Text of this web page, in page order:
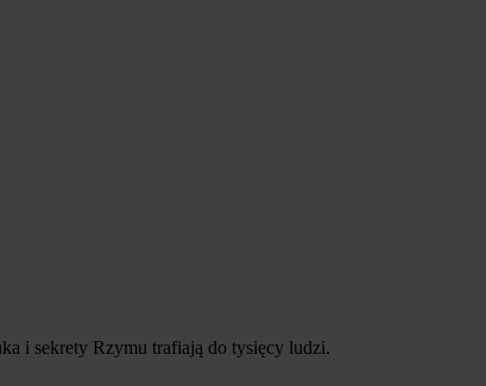
i sekrety Rzymu trafiają do tysięcy ludzi.